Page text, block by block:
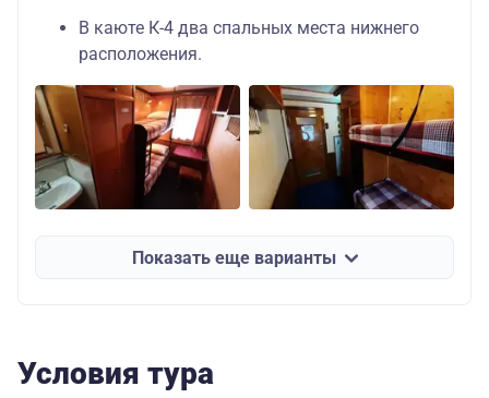
В каюте К-4 два спальных места нижнего
расположения.
Показать еще варианты
Условия тура